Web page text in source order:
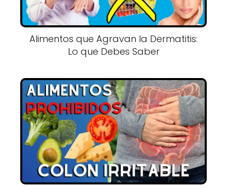
Alimentos que Agravan la Dermatitis:
Lo que Debes Saber